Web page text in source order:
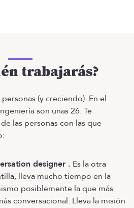
trabajarás?
(y creciendo). En el
son unas 26. Te
las personas con las que
designer . Es la otra
lleva mucho tiempo en la
posiblemente la que más
conversacional. Lleva la misión